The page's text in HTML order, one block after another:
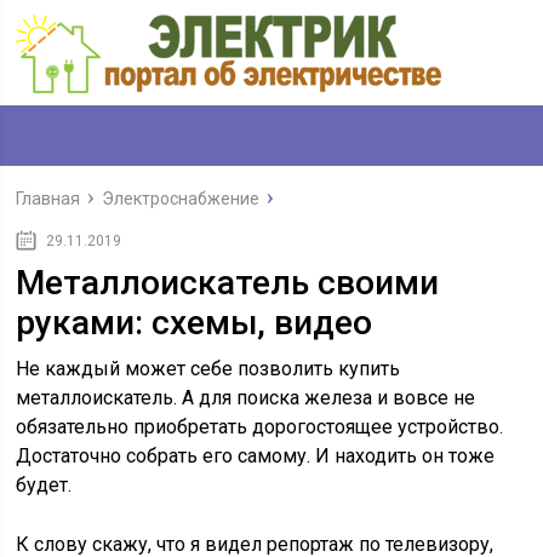
Главная Электроснабжение
29.11.2019
Металлоискатель своими
руками: схемы, видео
Не каждый может себе позволить купить
металлоискатель. А для поиска железа и вовсе не
обязательно приобретать дорогостоящее устройство.
Достаточно собрать его самому. И находить он тоже
будет.
К слову скажу, что я видел репортаж по телевизору,